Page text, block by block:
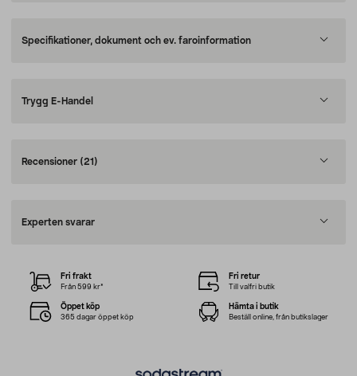
Specifikationer, dokument och ev. faroinformation
Trygg E-Handel
Recensioner (21)
Experten svarar
Fri frakt
Från 599 kr*
Fri retur
Till valfri butik
Öppet köp
365 dagar öppet köp
Hämta i butik
Beställ online, från butikslager